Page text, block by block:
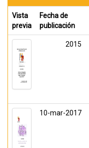
Vista
previa
Fecha de
publicación
2015
10-mar-2017